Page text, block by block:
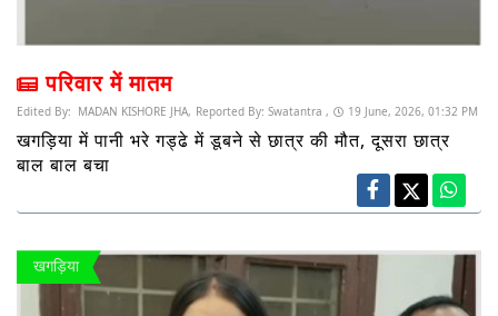
परिवार में मातम
Edited By: MADAN KISHORE JHA, Reported By: Swatantra , 19 June, 2026, 01:32 PM
खगड़िया में पानी भरे गड्ढे में डूबने से छात्र की मौत, दूसरा छात्र
बाल बाल बचा
खगड़िया